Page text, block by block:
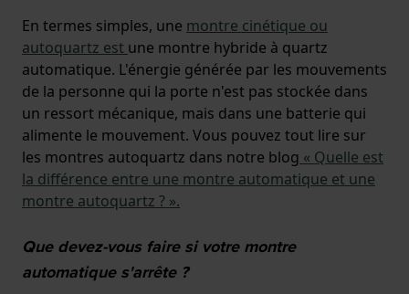
En termes simples, une montre cinétique ou
autoquartz est une montre hybride à quartz
automatique. L'énergie générée par les mouvements
de la personne qui la porte n'est pas stockée dans
un ressort mécanique, mais dans une batterie qui
alimente le mouvement. Vous pouvez tout lire sur
les montres autoquartz dans notre blog « Quelle est
la différence entre une montre automatique et une
montre autoquartz ? ».
Que devez-vous faire si votre montre
automatique s'arrête ?